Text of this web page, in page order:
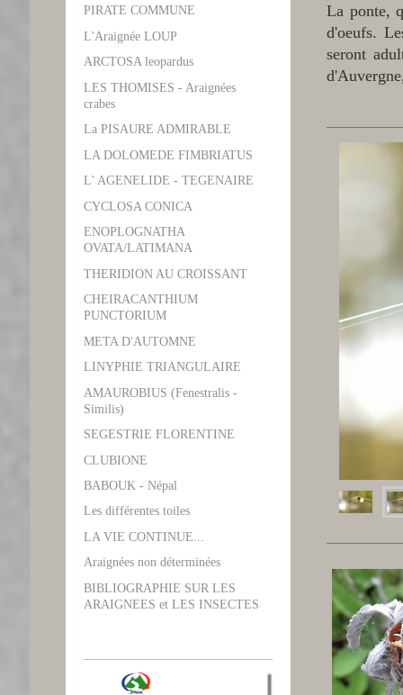
La ponte,
d'oeufs.
seront
PIRATE COMMUNE
L'Araignée LOUP
ARCTOSA leopardus
LES THOMISES - Araignées
crabes
La PISAURE ADMIRABLE
LA DOLOMEDE FIMBRIATUS
L' AGENELIDE - TEGENAIRE
CYCLOSA CONICA
ENOPLOGNATHA
OVATA/LATIMANA
THERIDION AU CROISSANT
CHEIRACANTHIUM
PUNCTORIUM
META D'AUTOMNE
LINYPHIE TRIANGULAIRE
AMAUROBIUS (Fenestralis -
Similis)
SEGESTRIE FLORENTINE
CLUBIONE
BABOUK - Népal
Les différentes toiles
LA VIE CONTINUE...
Araignées non déterminées
BIBLIOGRAPHIE SUR LES
ARAIGNEES et LES INSECTES